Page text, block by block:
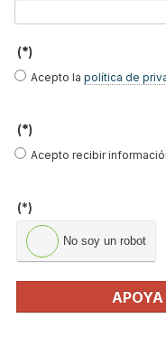
B
a
r
.
(*)
Acepto la política de
(*)
Acepto recibir
(*)
No soy un robot